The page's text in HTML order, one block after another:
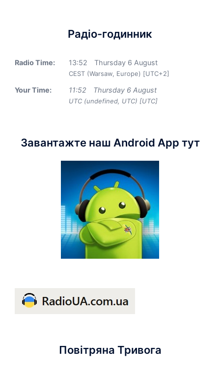
Радіо-годинник
Radio Time: 13:52 Thursday 6 August
CEST (Warsaw, Europe) [UTC+2]
Your Time: 11:52 Thursday 6 August
UTC (undefined, UTC) [UTC]
Завантажте наш Android App тут
Повітряна Тривога